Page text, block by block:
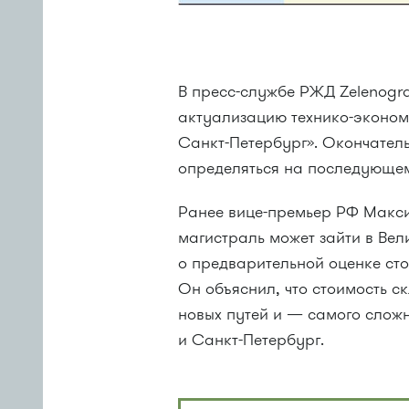
В пресс-службе РЖД
актуализацию технико-
Санкт-Петербург».
определяться на
Ранее вице-премьер РФ
магистраль может зайти в
о предварительной оценке
Он объяснил, что стоимость
новых путей и — самого
и Санкт-Петербург.